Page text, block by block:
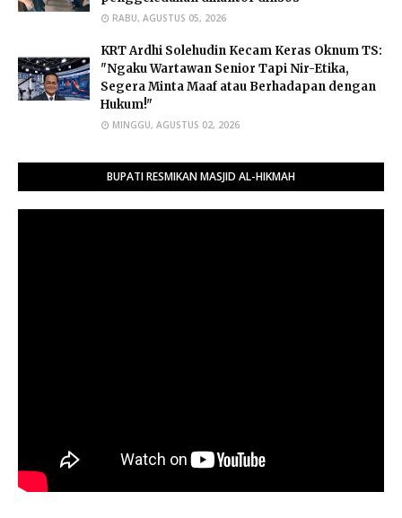
RABU, AGUSTUS 05, 2026
​KRT Ardhi Solehudin Kecam Keras Oknum TS:
"Ngaku Wartawan Senior Tapi Nir-Etika,
Segera Minta Maaf atau Berhadapan dengan
Hukum!"
MINGGU, AGUSTUS 02, 2026
BUPATI RESMIKAN MASJID AL-HIKMAH